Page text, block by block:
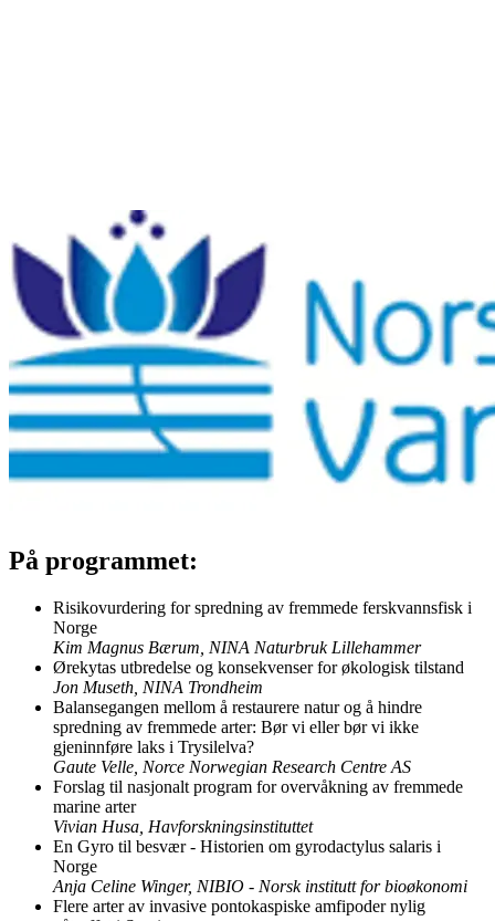
På programmet:
Risikovurdering for spredning av fremmede ferskvannsfisk i
Norge
Kim Magnus Bærum, NINA Naturbruk Lillehammer
Ørekytas utbredelse og konsekvenser for økologisk tilstand
Jon Museth, NINA Trondheim
Balansegangen mellom å restaurere natur og å hindre
spredning av fremmede arter: Bør vi eller bør vi ikke
gjeninnføre laks i Trysilelva?
Gaute Velle, Norce Norwegian Research Centre AS
Forslag til nasjonalt program for overvåkning av fremmede
marine arter
Vivian Husa, Havforskningsinstituttet
En Gyro til besvær - Historien om gyrodactylus salaris i
Norge
Anja Celine Winger, NIBIO - Norsk institutt for bioøkonomi
Flere arter av invasive pontokaspiske amfipoder nylig